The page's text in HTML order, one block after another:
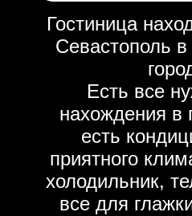
Гостиница
Севастополь
Есть все
нахождения в
есть
приятного
холодильник,
все для